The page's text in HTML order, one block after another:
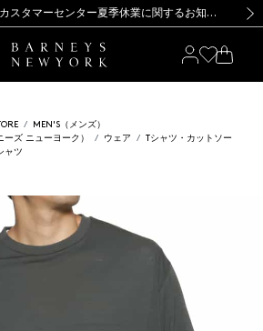
新規登録のお客様も対象！＜MY BARNEYS＞会員のお客様は11,000円（税込）以上のお買上げで常時送料無料！お買い物の際は会員登録を！
出荷一時停止のお知らせ】(2026.8.7) 【オンラインストア カスタマーセンター夏季休業に関するお知らせ】（2026.8.7）
【夏季休業に伴う返品・交換承り一時停止のお知らせ】（2026.8.5）
地震の影響によるお荷物のお届けについて
SALEのご案内・ご注意事項 新規登録のお客様も対象！＜MY BARNEYS＞会員のお客様は11,000円（税込）以上のお買上げで常時送料無料！お買い物の際は会員登録を！
出荷一時停止のお知らせ】(2026.8.7)
MEN'S（メンズ）
ーズ ニューヨーク）
ウェア
Tシャツ・カットソー
ャツ